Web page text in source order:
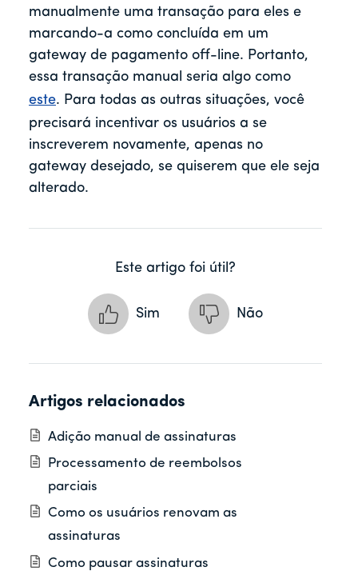
manualmente uma transação para eles e
marcando-a como concluída em um
gateway de pagamento off-line. Portanto,
essa transação manual seria algo como
este. Para todas as outras situações, você
precisará incentivar os usuários a se
inscreverem novamente, apenas no
gateway desejado, se quiserem que ele seja
alterado.
Este artigo foi útil?
Sim Não
Artigos relacionados
Adição manual de assinaturas
Processamento de reembolsos
parciais
Como os usuários renovam as
assinaturas
Como pausar assinaturas